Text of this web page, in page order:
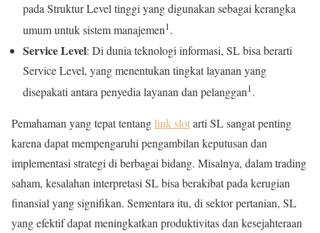
pada Struktur Level tinggi yang digunakan sebagai kerangka
umum untuk sistem manajemen1.
Service Level: Di dunia teknologi informasi, SL bisa berarti
Service Level, yang menentukan tingkat layanan yang
disepakati antara penyedia layanan dan pelanggan1.
Pemahaman yang tepat tentanglink slotarti SL sangat penting
karena dapat mempengaruhi pengambilan keputusan dan
implementasi strategi di berbagai bidang. Misalnya, dalam trading
saham, kesalahan interpretasi SL bisa berakibat pada kerugian
finansial yang signifikan. Sementara itu, di sektor pertanian, SL
yang efektif dapat meningkatkan produktivitas dan kesejahteraan